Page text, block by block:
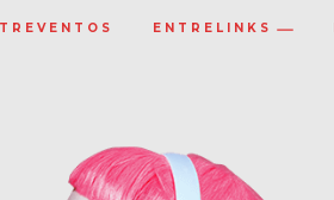
ENTRELINKS